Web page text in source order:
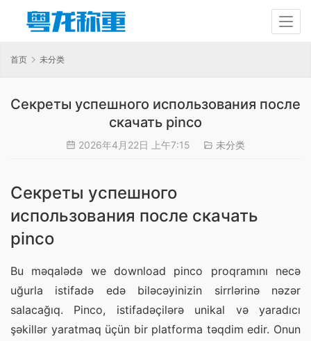
首页 未分类
Секреты успешного использования после
скачать pinco
2026年4月22日 上午7:15 未分类
Секреты успешного
использования после скачать
pinco
Bu məqalədə we download pinco proqramını necə
uğurla istifadə edə biləcəyinizin sirrlərinə nəzər
salacağıq. Pinco, istifadəçilərə unikal və yaradıcı
şəkillər yaratmaq üçün bir platforma təqdim edir. Onun